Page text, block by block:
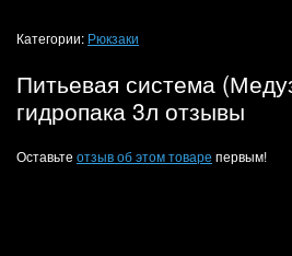
Категории: Рюкзаки
Питьевая система
гидропака 3л отзывы
Оставьте отзыв об этом товаре первым!